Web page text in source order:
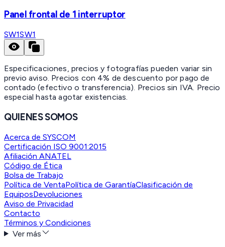
Panel frontal de 1 interruptor
SW1SW1
Especificaciones, precios y fotografías pueden variar sin
previo aviso. Precios con 4% de descuento por pago de
contado (efectivo o transferencia). Precios sin IVA. Precio
especial hasta agotar existencias.
QUIENES SOMOS
Acerca de SYSCOM
Certificación ISO 9001:2015
Afiliación ANATEL
Código de Ética
Bolsa de Trabajo
Política de VentaPolítica de GarantíaClasificación de
EquiposDevoluciones
Aviso de Privacidad
Contacto
Términos y Condiciones
Ver más